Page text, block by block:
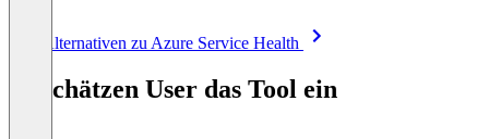
Alle Alternativen zu Azure Service Health
So schätzen User das Tool ein